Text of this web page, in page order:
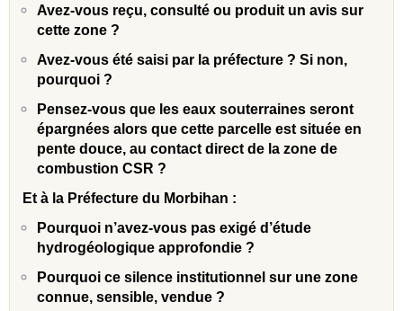
Avez-vous reçu, consulté ou produit un avis sur
cette zone ?
Avez-vous été saisi par la préfecture ? Si non,
pourquoi ?
Pensez-vous que les eaux souterraines seront
épargnées alors que cette parcelle est située en
pente douce, au contact direct de la zone de
combustion CSR ?
Et à la Préfecture du Morbihan :
Pourquoi n’avez-vous pas exigé d’étude
hydrogéologique approfondie ?
Pourquoi ce silence institutionnel sur une zone
connue, sensible, vendue ?